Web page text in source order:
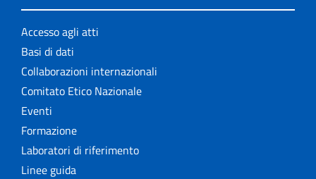
Accesso agli atti
Basi di dati
Collaborazioni internazionali
Comitato Etico Nazionale
Eventi
Formazione
Laboratori di riferimento
Linee guida